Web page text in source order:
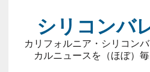
シリコンバ
カリフォルニア・シリコン
カルニュースを（ほぼ）